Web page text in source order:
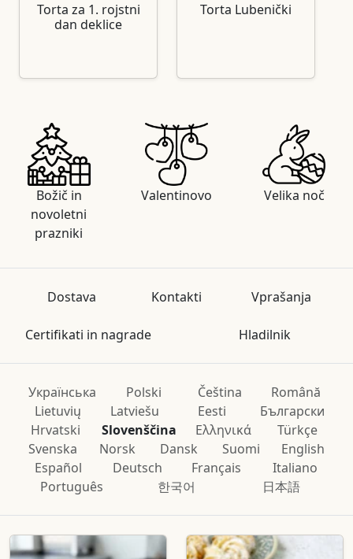
Torta za 1. rojstni
dan deklice
Torta Lubenički
Božič in
novoletni
prazniki
Valentinovo Velika noč
Dostava Kontakti Vprašanja
Certifikati in nagrade Hladilnik
Українська Polski Čeština
Română
Lietuvių
Latviešu Eesti
Български
Hrvatski
Slovenščina Ελληνικά
Türkçe
Svenska
Norsk Dansk Suomi
English
Español
Deutsch Français
Italiano
Português
한국어 日本語